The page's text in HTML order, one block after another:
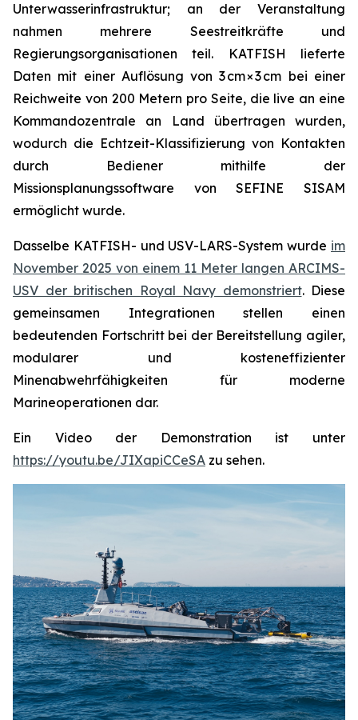
Unterwasserinfrastruktur; an der Veranstaltung
nahmen mehrere Seestreitkräfte und
Regierungsorganisationen teil. KATFISH lieferte
Daten mit einer Auflösung von 3 cm × 3 cm bei einer
Reichweite von 200 Metern pro Seite, die live an eine
Kommandozentrale an Land übertragen wurden,
wodurch die Echtzeit-Klassifizierung von Kontakten
durch Bediener mithilfe der
Missionsplanungssoftware von SEFINE SISAM
ermöglicht wurde.
Dasselbe KATFISH- und USV-LARS-System wurde im
November 2025 von einem 11 Meter langen ARCIMS-
USV der britischen Royal Navy demonstriert. Diese
gemeinsamen Integrationen stellen einen
bedeutenden Fortschritt bei der Bereitstellung agiler,
modularer und kosteneffizienter
Minenabwehrfähigkeiten für moderne
Marineoperationen dar.
Ein Video der Demonstration ist unter
https://youtu.be/JIXapiCCeSA zu sehen.